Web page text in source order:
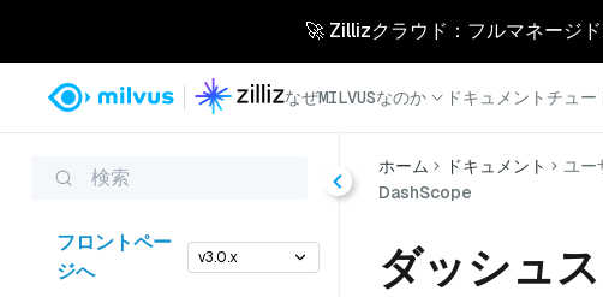
🚀 Zillizクラウド：フルマネージ
なぜMILVUSなのか ドキュメント チュー
検索
フロントペー
ジへ
v3.0.x
ホーム ドキュメント ユー
DashScope
ダッシュ